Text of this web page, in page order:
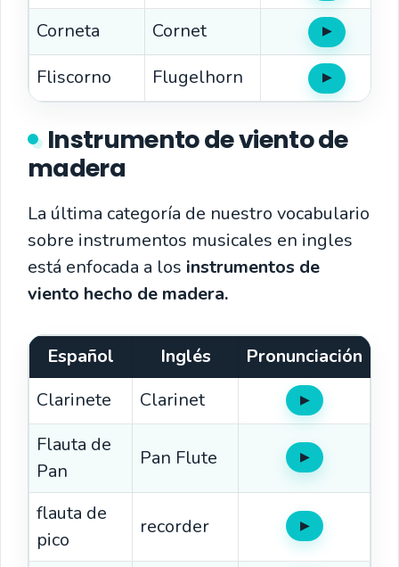
Corneta Cornet ▶Oír
Fliscorno Flugelhorn ▶Oír
Instrumento de viento de
madera
La última categoría de nuestro vocabulario
sobre instrumentos musicales en ingles
está enfocada a los instrumentos de
viento hecho de madera.
Español Inglés
Pronunciación
Clarinete
Clarinet ▶Oír
Flauta de
Pan
Pan Flute ▶Oír
flauta de
pico
recorder ▶Oír